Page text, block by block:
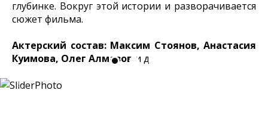
глубинке. Вокруг этой истории и разворачивается
сюжет фильма.
Актерский состав: Максим Стоянов, Анастасия
Куимова, Олег Алмазов и др.